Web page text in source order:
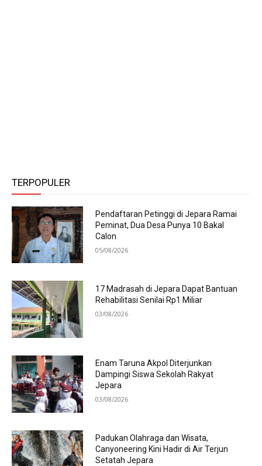
TERPOPULER
Pendaftaran Petinggi di Jepara Ramai
Peminat, Dua Desa Punya 10 Bakal
Calon
05/08/2026
17 Madrasah di Jepara Dapat Bantuan
Rehabilitasi Senilai Rp1 Miliar
03/08/2026
Enam Taruna Akpol Diterjunkan
Dampingi Siswa Sekolah Rakyat
Jepara
03/08/2026
Padukan Olahraga dan Wisata,
Canyoneering Kini Hadir di Air Terjun
Setatah Jepara